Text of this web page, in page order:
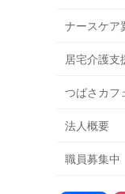
ナースケア
居宅介護支
つばさカフ
法人概要
職員募集中